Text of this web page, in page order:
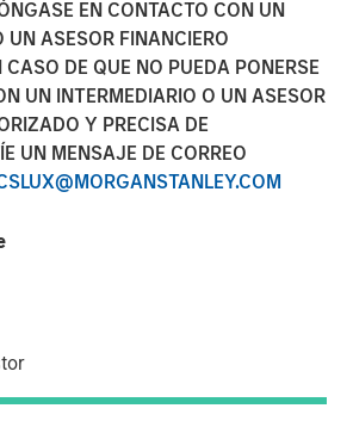
EN CONTACTO CON UN
UN ASESOR FINANCIERO
DE QUE NO PUEDA PONERSE
UN INTERMEDIARIO O UN ASESOR
Y PRECISA DE
UN MENSAJE DE CORREO
de la